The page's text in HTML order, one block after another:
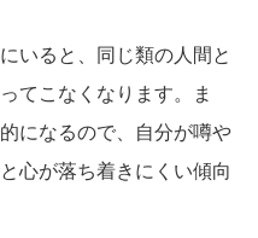
いると、同じ類の人間と
てこなくなります。ま
になるので、自分が噂や
心が落ち着きにくい傾向